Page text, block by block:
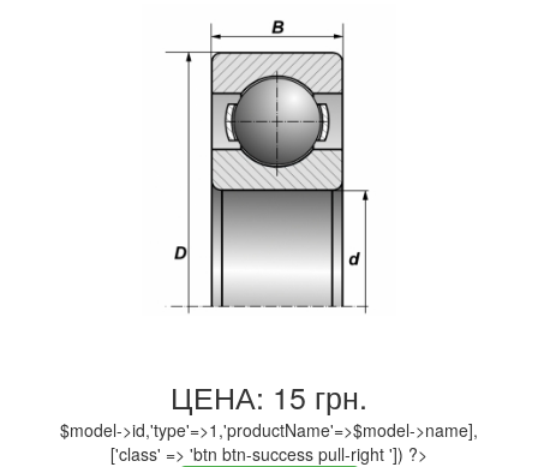
ЦЕНА: 15 грн.
$model->id,'type'=>1,'productName'=>$model->name],
['class' => 'btn btn-success pull-right ']) ?>